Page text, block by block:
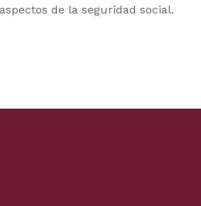
de la seguridad social.